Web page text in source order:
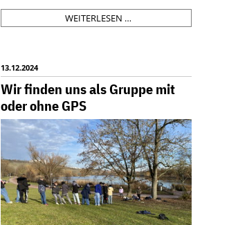
WEITERLESEN …AUSSTELLUNGSBESUCH
„ALL
SARAH
MORRIS
KUNSTMUSEUM
13.12.2024
Wir finden uns als Gruppe mit
oder ohne GPS